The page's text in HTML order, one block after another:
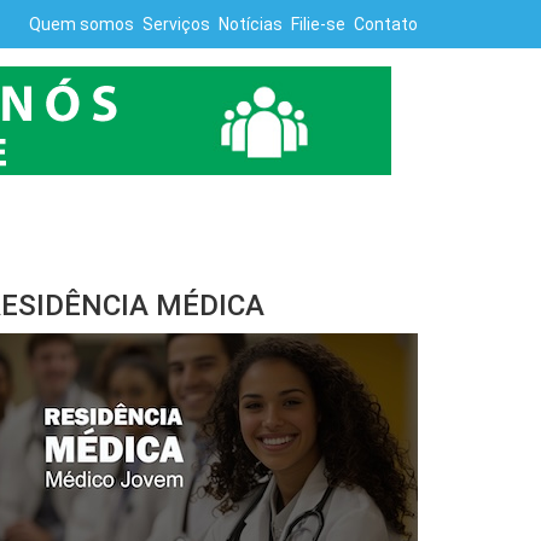
Quem somos Serviços Notícias Filie-se Contato
MÉDICA